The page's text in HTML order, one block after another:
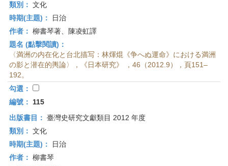
類別： 文化
時期(主題)：
日治
作者： 柳書琴著、陳凌虹譯
題名 (點擊閱讀)：
〈満洲の内在化と台北描写：林煇焜《争へぬ運命》における満洲
の影と潜在的輿論〉，《日本研究》 ，46（2012.9），頁151–
192。
勾選：
編號：
115
出版書目： 臺灣史研究文獻類目 2012 年度
類別： 文化
時期(主題)：
日治
作者： 柳書琴